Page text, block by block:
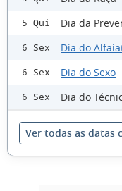
5 Qui Dia da
6 Sex Dia do
6 Sex Dia do Sexo
6 Sex Dia do
Ver todas as datas